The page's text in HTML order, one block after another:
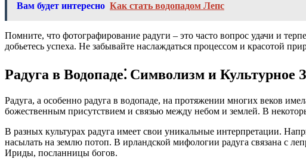
Вам будет интересно Как стать водопадом Лепс
Помните, что фотографирование радуги – это часто вопрос удачи и
добьетесь успеха. Не забывайте наслаждаться процессом и красотой
Радуга в Водопаде⁚ Символизм и Культурное
Радуга, а особенно радуга в водопаде, на протяжении многих веков
божественным присутствием и связью между небом и землей. В
В разных культурах радуга имеет свои уникальные интерпретации.
насылать на землю потоп. В ирландской мифологии радуга связана с
Ириды, посланницы богов.